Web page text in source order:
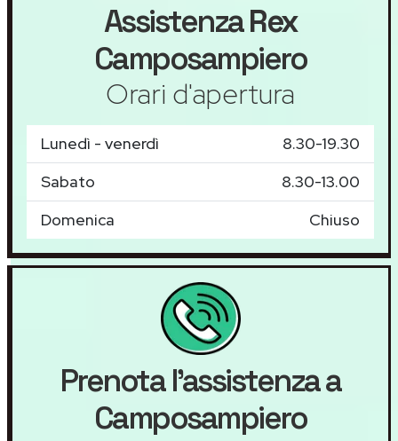
AssistenzaRex
Camposampiero
Orari d'apertura
Lunedì - venerdì
8.30-19.30
Sabato
8.30-13.00
Domenica
Chiuso
Prenota l'assistenza a
Camposampiero